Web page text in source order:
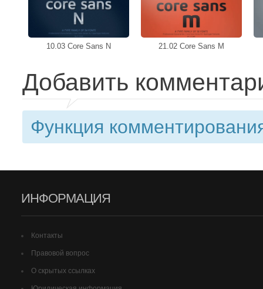
10.03 Core Sans N 21.02 Core Sans M
Добавить
Функция
ИНФОРМАЦИЯ
Контакты
Правовой вопрос
О скрытых ссылках